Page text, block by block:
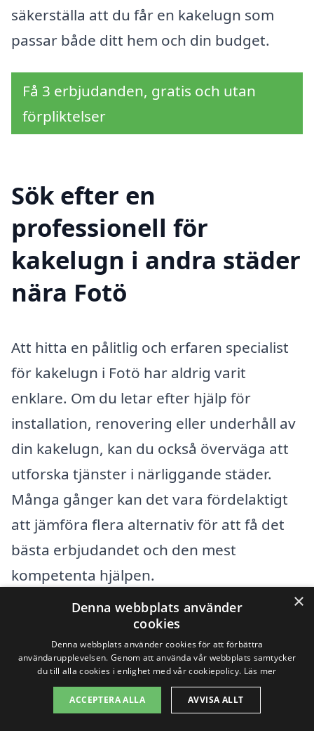
säkerställa att du får en kakelugn som
passar både ditt hem och din budget.
Få 3 erbjudanden, gratis och utan
förpliktelser
Sök efter en
professionell för
kakelugn i andra städer
nära Fotö
Att hitta en pålitlig och erfaren specialist
för kakelugn i Fotö har aldrig varit
enklare. Om du letar efter hjälp för
installation, renovering eller underhåll av
din kakelugn, kan du också överväga att
utforska tjänster i närliggande städer.
Många gånger kan det vara fördelaktigt
att jämföra flera alternativ för att få det
bästa erbjudandet och den mest
kompetenta hjälpen.
Några av de närliggande städerna där du
också kan hitta professionella tjänster för
kakelugn inkluderar:
Hönö
×
Denna webbplats använder
cookies
Denna webbplats använder cookies för att förbättra
användarupplevelsen. Genom att använda vår webbplats samtycker
du till alla cookies i enlighet med vår cookiepolicy. Läs mer
ACCEPTERA ALLA AVVISA ALLT